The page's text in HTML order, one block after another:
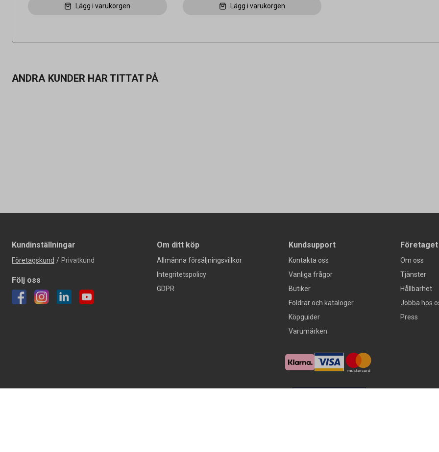
Lägg i varukorgen Lägg i varukorgen
ANDRA KUNDER HAR TITTAT PÅ
Kundinställningar
Företagskund / Privatkund
Följ oss
Om ditt köp
Allmänna försäljningsvillkor
Integritetspolicy
GDPR
Kundsupport
Kontakta oss
Vanliga frågor
Butiker
Foldrar och kataloger
Köpguider
Varumärken
Företaget
Om oss
Tjänster
Hållbarhet
Jobba hos
Press